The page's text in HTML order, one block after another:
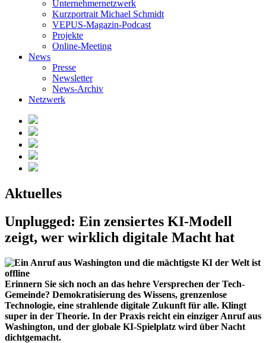
Unternehmernetzwerk
Kurzportrait Michael Schmidt
VEPUS-Magazin-Podcast
Projekte
Online-Meeting
News
Presse
Newsletter
News-Archiv
Netzwerk
Aktuelles
Unplugged: Ein zensiertes KI-Modell
zeigt, wer wirklich digitale Macht hat
Erinnern Sie sich noch an das hehre Versprechen der Tech-
Gemeinde? Demokratisierung des Wissens, grenzenlose
Technologie, eine strahlende digitale Zukunft für alle. Klingt
super in der Theorie. In der Praxis reicht ein einziger Anruf aus
Washington, und der globale KI-Spielplatz wird über Nacht
dichtgemacht.